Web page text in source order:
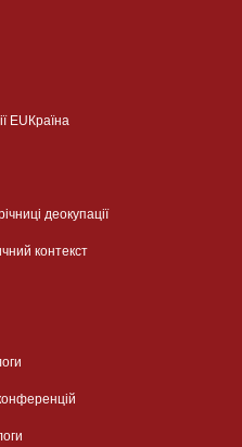
EUКраїна
деокупації
контекст